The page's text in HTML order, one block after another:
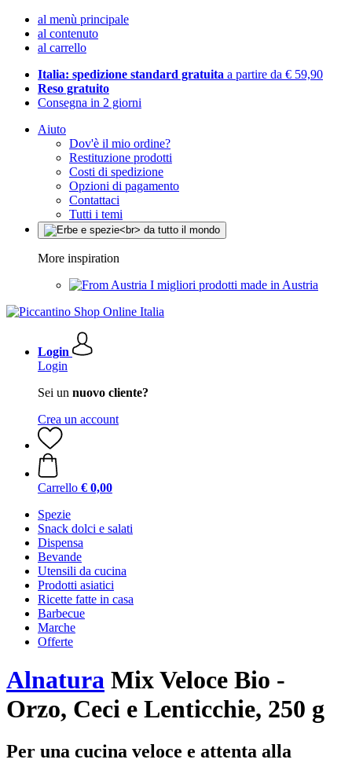
al menù principale
al contenuto
al carrello
Italia: spedizione standard gratuita a partire da € 59,90
Reso gratuito
Consegna in 2 giorni
Aiuto
Dov'è il mio ordine?
Restituzione prodotti
Costi di spedizione
Opzioni di pagamento
Contattaci
Tutti i temi
More inspiration
I migliori prodotti made in Austria
Login
Login
Sei un nuovo cliente?
Crea un account
Carrello € 0,00
Spezie
Snack dolci e salati
Dispensa
Bevande
Utensili da cucina
Prodotti asiatici
Ricette fatte in casa
Barbecue
Marche
Offerte
Alnatura Mix Veloce Bio -
Orzo, Ceci e Lenticchie, 250 g
Per una cucina veloce e attenta alla